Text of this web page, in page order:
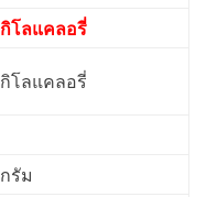
กิโลแคลอรี่
กิโลแคลอรี่
กรัม